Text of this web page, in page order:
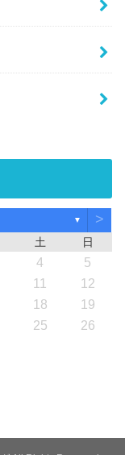
▼ >
土 日
4
5
11
12
18
19
25
26